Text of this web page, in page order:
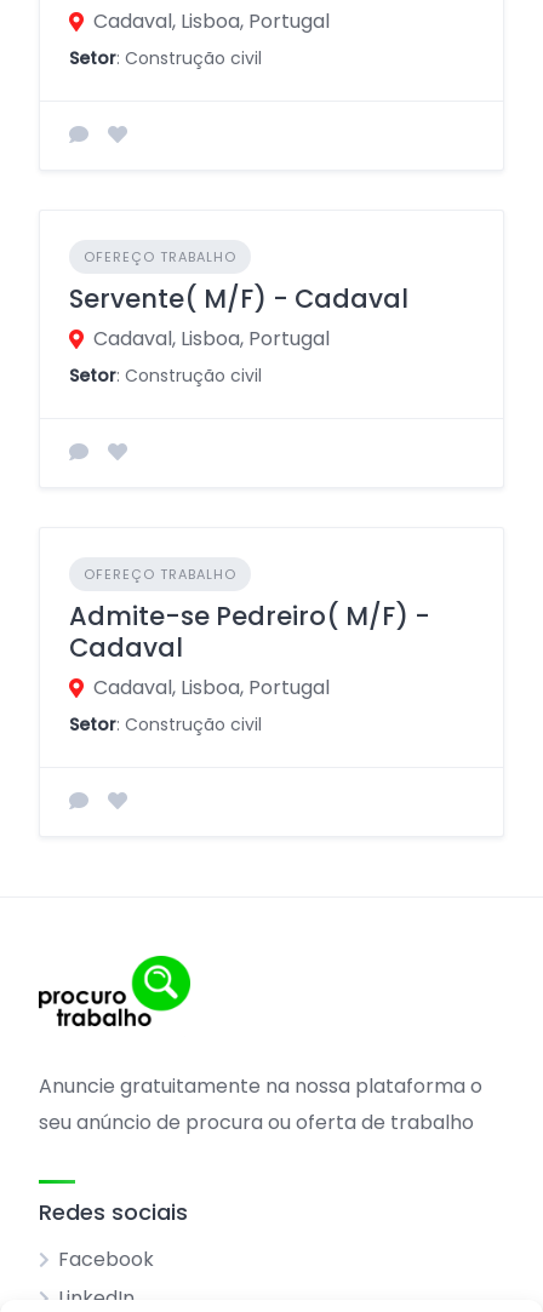
Cadaval, Lisboa, Portugal
Setor: Construção civil
OFEREÇO TRABALHO
Servente( M/F) - Cadaval
Cadaval, Lisboa, Portugal
Setor: Construção civil
OFEREÇO TRABALHO
Admite-se Pedreiro( M/F) -
Cadaval
Cadaval, Lisboa, Portugal
Setor: Construção civil
Anuncie gratuitamente na nossa plataforma o
seu anúncio de procura ou oferta de trabalho
Redes sociais
Facebook
LinkedIn